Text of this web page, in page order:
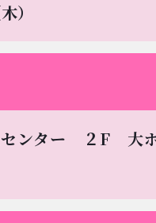
）
センター ２F 大